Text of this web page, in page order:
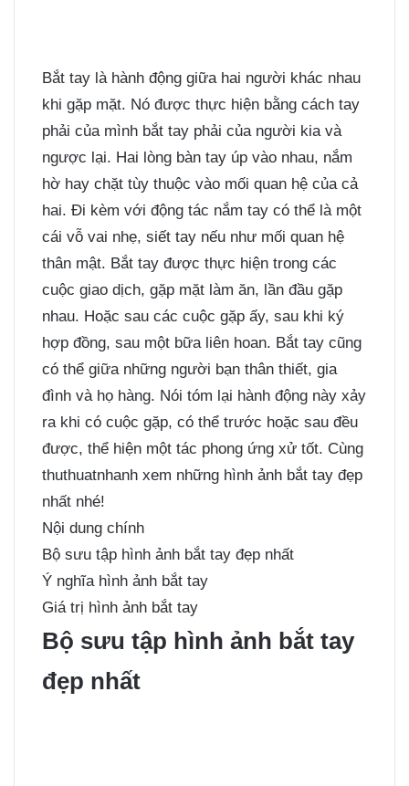
Bắt tay là hành động giữa hai người khác nhau
khi gặp mặt. Nó được thực hiện bằng cách tay
phải của mình bắt tay phải của người kia và
ngược lại. Hai lòng bàn tay úp vào nhau, nắm
hờ hay chặt tùy thuộc vào mối quan hệ của cả
hai. Đi kèm với động tác nắm tay có thể là một
cái vỗ vai nhẹ, siết tay nếu như mối quan hệ
thân mật. Bắt tay được thực hiện trong các
cuộc giao dịch, gặp mặt làm ăn, lần đầu gặp
nhau. Hoặc sau các cuộc gặp ấy, sau khi ký
hợp đồng, sau một bữa liên hoan. Bắt tay cũng
có thể giữa những người bạn thân thiết, gia
đình và họ hàng. Nói tóm lại hành động này xảy
ra khi có cuộc gặp, có thể trước hoặc sau đều
được, thể hiện một tác phong ứng xử tốt. Cùng
thuthuatnhanh xem những hình ảnh bắt tay đẹp
nhất nhé!
Nội dung chính
Bộ sưu tập hình ảnh bắt tay đẹp nhất
Ý nghĩa hình ảnh bắt tay
Giá trị hình ảnh bắt tay
Bộ sưu tập hình ảnh bắt tay
đẹp nhất